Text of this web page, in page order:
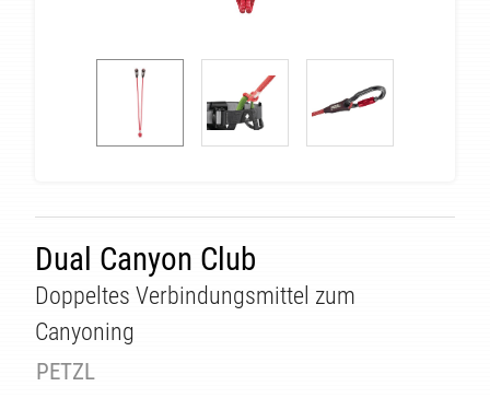
Dual Canyon Club
Doppeltes Verbindungsmittel zum
Canyoning
PETZL